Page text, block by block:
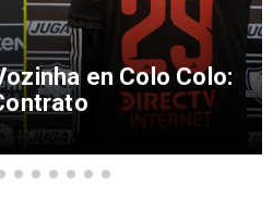
en Colo Colo: